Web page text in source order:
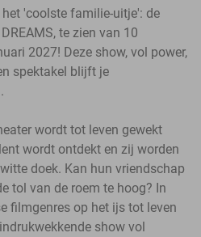
'coolste familie-uitje': de
te zien van 10
2027! Deze show, vol power,
spektakel blijft je
wordt tot leven gewekt
wordt ontdekt en zij worden
doek. Kan hun vriendschap
tol van de roem te hoog? In
filmgenres op het ijs tot leven
show vol